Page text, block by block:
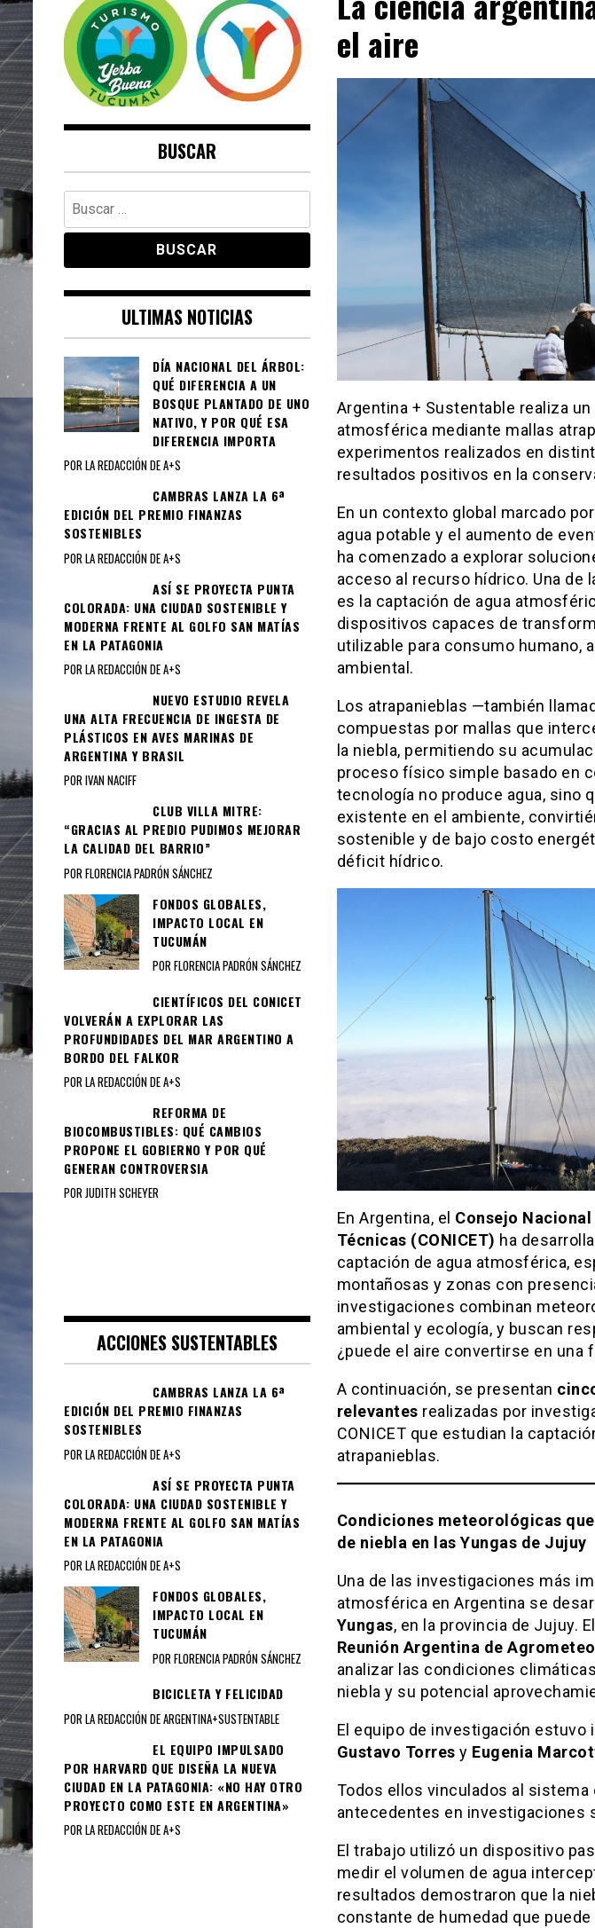
SUSTENTABLE
+ENERGÍAS RENOVABLES
+RESPONSABLE SOCIALMENTE
+PERIODISMO AUTÉNTICO
el aire
Argentina + Sustentable realiza
atmosférica mediante mallas
experimentos realizados en
resultados positivos en la
En un contexto global marcado
agua potable y el aumento de
ha comenzado a explorar
acceso al recurso hídrico. Una de
es la captación de agua
dispositivos capaces de
utilizable para consumo humano,
ambiental.
Los atrapanieblas —también
compuestas por mallas que
la niebla, permitiendo su
proceso físico simple basado en
tecnología no produce agua, sino
existente en el ambiente,
sostenible y de bajo costo
déficit hídrico.
En Argentina, el Consejo
Técnicas (CONICET) ha
captación de agua atmosférica,
montañosas y zonas con
investigaciones combinan
ambiental y ecología, y buscan
¿puede el aire convertirse en una
A continuación, se presentan
relevantes realizadas por
CONICET que estudian la
atrapanieblas.
Condiciones meteorológicas
de niebla en las Yungas de Jujuy
Una de las investigaciones más
atmosférica en Argentina se
Yungas, en la provincia de Jujuy.
Reunión Argentina de
analizar las condiciones
niebla y su potencial
El equipo de investigación
Gustavo Torres y Eugenia
Todos ellos vinculados al
antecedentes en investigaciones
El trabajo utilizó un dispositivo
medir el volumen de agua
resultados demostraron que la
constante de humedad que
BUSCAR
Buscar:
ULTIMAS NOTICIAS
DÍA NACIONAL DEL ÁRBOL:
QUÉ DIFERENCIA A UN
BOSQUE PLANTADO DE UNO
NATIVO, Y POR QUÉ ESA
DIFERENCIA IMPORTA
POR LA REDACCIÓN DE A+S
CAMBRAS LANZA LA 6ª
EDICIÓN DEL PREMIO FINANZAS
SOSTENIBLES
POR LA REDACCIÓN DE A+S
ASÍ SE PROYECTA PUNTA
COLORADA: UNA CIUDAD SOSTENIBLE Y
MODERNA FRENTE AL GOLFO SAN MATÍAS
EN LA PATAGONIA
POR LA REDACCIÓN DE A+S
NUEVO ESTUDIO REVELA
UNA ALTA FRECUENCIA DE INGESTA DE
PLÁSTICOS EN AVES MARINAS DE
ARGENTINA Y BRASIL
POR IVAN NACIFF
CLUB VILLA MITRE:
“GRACIAS AL PREDIO PUDIMOS MEJORAR
LA CALIDAD DEL BARRIO”
POR FLORENCIA PADRÓN SÁNCHEZ
FONDOS GLOBALES,
IMPACTO LOCAL EN
TUCUMÁN
POR FLORENCIA PADRÓN SÁNCHEZ
CIENTÍFICOS DEL CONICET
VOLVERÁN A EXPLORAR LAS
PROFUNDIDADES DEL MAR ARGENTINO A
BORDO DEL FALKOR
POR LA REDACCIÓN DE A+S
REFORMA DE
BIOCOMBUSTIBLES: QUÉ CAMBIOS
PROPONE EL GOBIERNO Y POR QUÉ
GENERAN CONTROVERSIA
POR JUDITH SCHEYER
ACCIONES SUSTENTABLES
CAMBRAS LANZA LA 6ª
EDICIÓN DEL PREMIO FINANZAS
SOSTENIBLES
POR LA REDACCIÓN DE A+S
ASÍ SE PROYECTA PUNTA
COLORADA: UNA CIUDAD SOSTENIBLE Y
MODERNA FRENTE AL GOLFO SAN MATÍAS
EN LA PATAGONIA
POR LA REDACCIÓN DE A+S
FONDOS GLOBALES,
IMPACTO LOCAL EN
TUCUMÁN
POR FLORENCIA PADRÓN SÁNCHEZ
BICICLETA Y FELICIDAD
POR LA REDACCIÓN DE ARGENTINA+SUSTENTABLE
EL EQUIPO IMPULSADO
POR HARVARD QUE DISEÑA LA NUEVA
CIUDAD EN LA PATAGONIA: «NO HAY OTRO
PROYECTO COMO ESTE EN ARGENTINA»
POR LA REDACCIÓN DE A+S